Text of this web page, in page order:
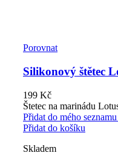
Porovnat
Silikonový štětec
199 Kč
Štetec na marinádu
Přidat do mého
Přidat do košíku
Skladem